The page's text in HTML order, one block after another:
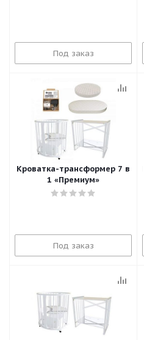
Под заказ
Кроватка-трансформер 7 в
1 «Премиум»
Под заказ